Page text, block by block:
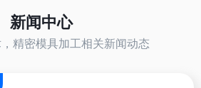
新闻中心
精密模具加工相关新闻动态